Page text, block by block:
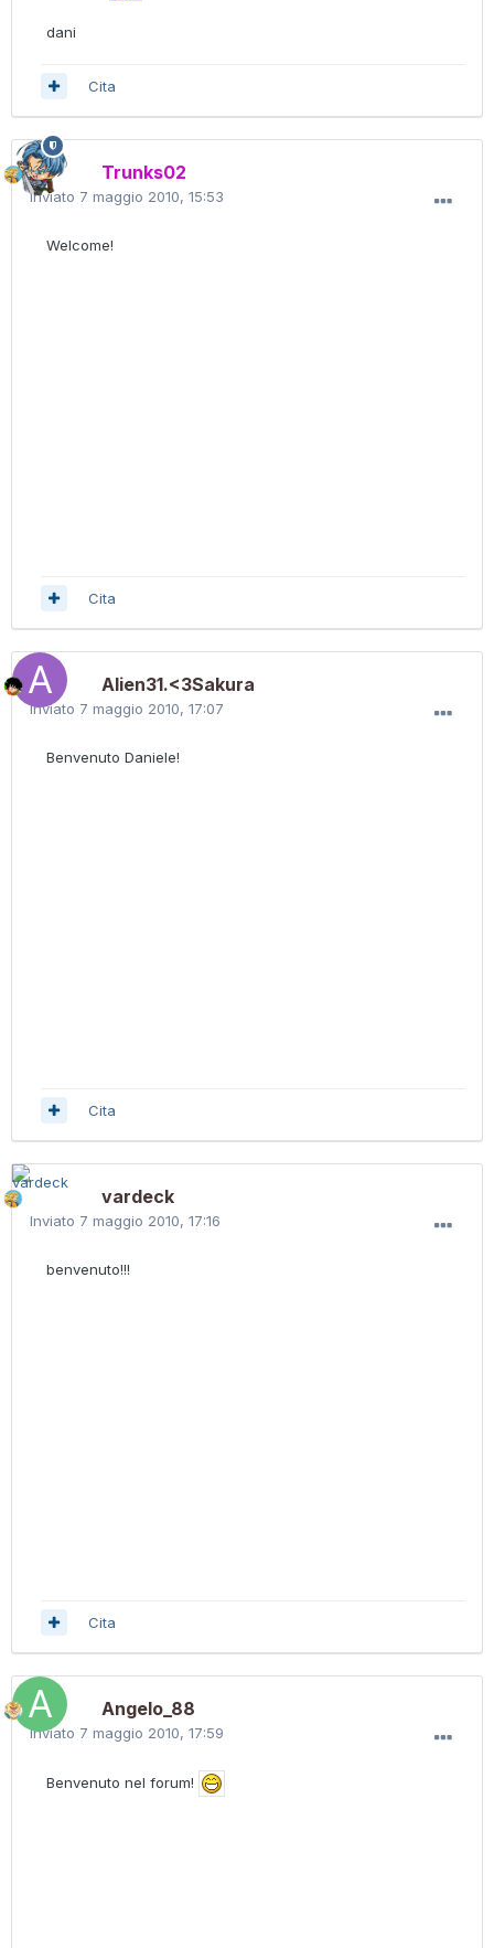
dani
Cita
Trunks02
Inviato 7 maggio 2010, 15:53
Welcome!
Cita
Alien31.<3Sakura
Inviato 7 maggio 2010, 17:07
Benvenuto Daniele!
Cita
vardeck
Inviato 7 maggio 2010, 17:16
benvenuto!!!
Cita
Angelo_88
Inviato 7 maggio 2010, 17:59
Benvenuto nel forum!